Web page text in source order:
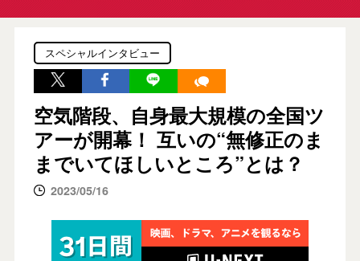
スペシャルインタビュー
空気階段、自身最大規模の全国ツ
アーが開幕！ 互いの“無修正のま
までいてほしいところ”とは？
2023/05/16